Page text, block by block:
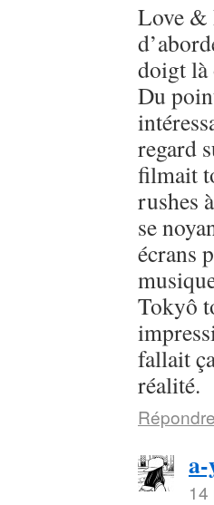
Love &
doigt là
Du
regard
filmait
rushes
se
écrans
Tokyô
fallait
réalité.
Répondre